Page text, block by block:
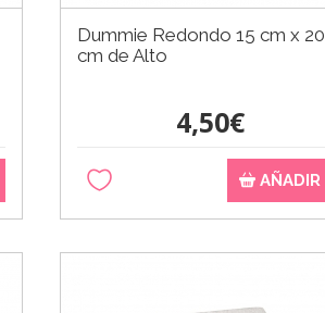
Dummie Redondo 15 cm x 20
cm de Alto
4,50€
AÑADIR